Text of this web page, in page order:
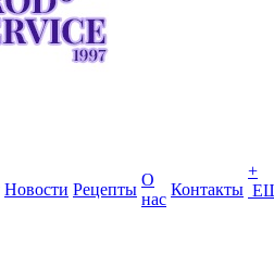
Новости Рецепты
О
нас
Контакты
+